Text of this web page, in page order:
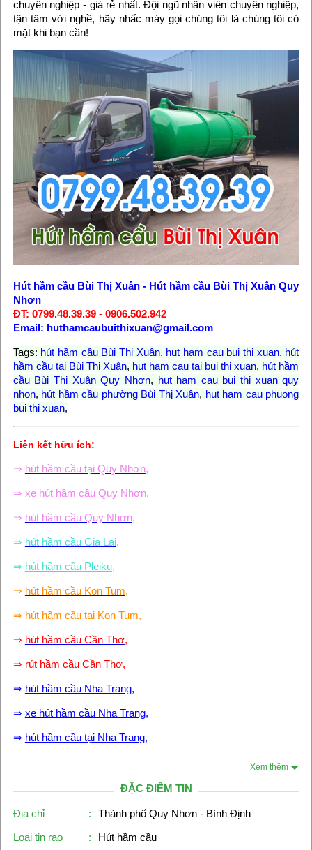
chuyên nghiệp - giá rẻ nhất. Đội ngũ nhân viên chuyên nghiệp,
tận tâm với nghề, hãy nhấc máy gọi chúng tôi là chúng tôi có
mặt khi bạn cần!
Hút hầm cầu Bùi Thị Xuân- Hút hầm cầu Bùi Thị Xuân Quy
Nhơn
ĐT: 0799.48.39.39 - 0906.502.942
Email: huthamcaubuithixuan@gmail.com
Tags: hút hầm cầu Bùi Thị Xuân, hut ham cau bui thi xuan, hút
hầm cầu tại Bùi Thị Xuân, hut ham cau tai bui thi xuan, hút hầm
cầu Bùi Thị Xuân Quy Nhơn, hut ham cau bui thi xuan quy
nhon, hút hầm cầu phường Bùi Thị Xuân, hut ham cau phuong
bui thi xuan,
Liên kết hữu ích:
⇒ hút hầm cầu tại Quy Nhơn,
⇒ xe hút hầm cầu Quy Nhơn,
⇒ hút hầm cầu Quy Nhơn,
⇒ hút hầm cầu Gia Lai,
⇒ hút hầm cầu Pleiku,
⇒ hút hầm cầu Kon Tum,
⇒ hút hầm cầu tại Kon Tum,
⇒ hút hầm cầu Cần Thơ,
⇒ rút hầm cầu Cần Thơ,
⇒ hút hầm cầu Nha Trang,
⇒ xe hút hầm cầu Nha Trang,
⇒ hút hầm cầu tại Nha Trang,
Xem thêm
ĐẶC ĐIỂM TIN
Địa chỉ :
Thành phố Quy Nhơn - Bình Định
Loại tin rao
: Hút hầm cầu